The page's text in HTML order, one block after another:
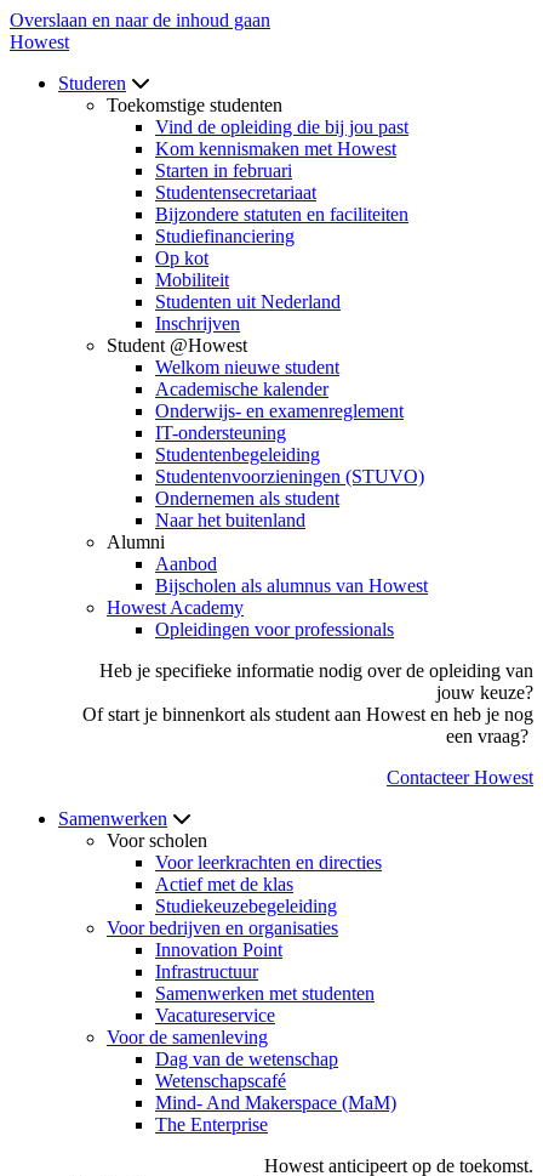
Overslaan en naar de inhoud gaan
Howest
Studeren
Toekomstige studenten
Vind de opleiding die bij jou past
Kom kennismaken met Howest
Starten in februari
Studentensecretariaat
Bijzondere statuten en faciliteiten
Studiefinanciering
Op kot
Mobiliteit
Studenten uit Nederland
Inschrijven
Student @Howest
Welkom nieuwe student
Academische kalender
Onderwijs- en examenreglement
IT-ondersteuning
Studentenbegeleiding
Studentenvoorzieningen (STUVO)
Ondernemen als student
Naar het buitenland
Alumni
Aanbod
Bijscholen als alumnus van Howest
Howest Academy
Opleidingen voor professionals
Heb je specifieke informatie nodig over de opleiding van
jouw keuze?
Of start je binnenkort als student aan Howest en heb je nog
een vraag?
Contacteer Howest
Samenwerken
Voor scholen
Voor leerkrachten en directies
Actief met de klas
Studiekeuzebegeleiding
Voor bedrijven en organisaties
Innovation Point
Infrastructuur
Samenwerken met studenten
Vacatureservice
Voor de samenleving
Dag van de wetenschap
Wetenschapscafé
Mind- And Makerspace (MaM)
The Enterprise
Howest anticipeert op de toekomst.